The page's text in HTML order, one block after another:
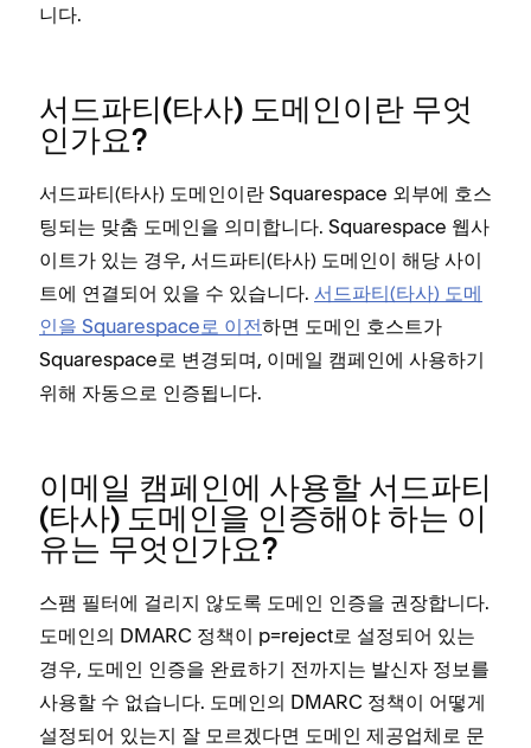
니다.
서드파티(타사) 도메인이란 무엇
인가요?
서드파티(타사) 도메인이란 Squarespace 외부에 호스
팅되는 맞춤 도메인을 의미합니다. Squarespace 웹사
이트가 있는 경우, 서드파티(타사) 도메인이 해당 사이
트에 연결되어 있을 수 있습니다. 서드파티(타사) 도메
인을 Squarespace로 이전하면 도메인 호스트가
Squarespace로 변경되며, 이메일 캠페인에 사용하기
위해 자동으로 인증됩니다.
이메일 캠페인에 사용할 서드파티
(타사) 도메인을 인증해야 하는 이
유는 무엇인가요?
스팸 필터에 걸리지 않도록 도메인 인증을 권장합니다.
도메인의 DMARC 정책이 p=reject로 설정되어 있는
경우, 도메인 인증을 완료하기 전까지는 발신자 정보를
사용할 수 없습니다. 도메인의 DMARC 정책이 어떻게
설정되어 있는지 잘 모르겠다면 도메인 제공업체로 문